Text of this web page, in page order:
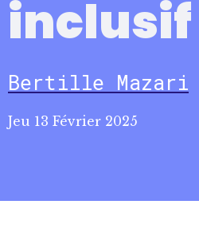
inclusif
Bertille Mazari
Jeu 13 Février 2025